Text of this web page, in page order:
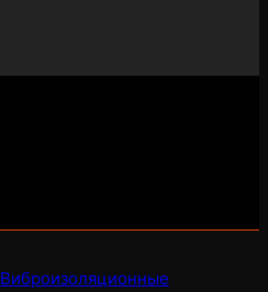
Виброизоляционные